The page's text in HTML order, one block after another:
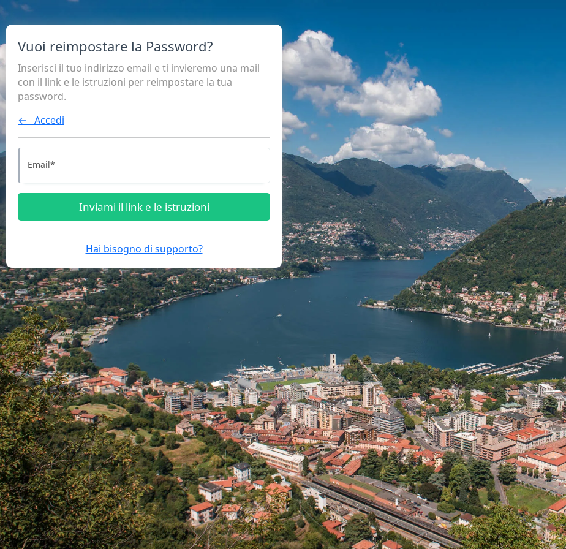
Vuoi reimpostare la Password?
Inserisci il tuo indirizzo email e ti invieremo una mail
con il link e le istruzioni per reimpostare la tua
password.
← Accedi
Email*
Inviami il link e le istruzioni
Hai bisogno di supporto?